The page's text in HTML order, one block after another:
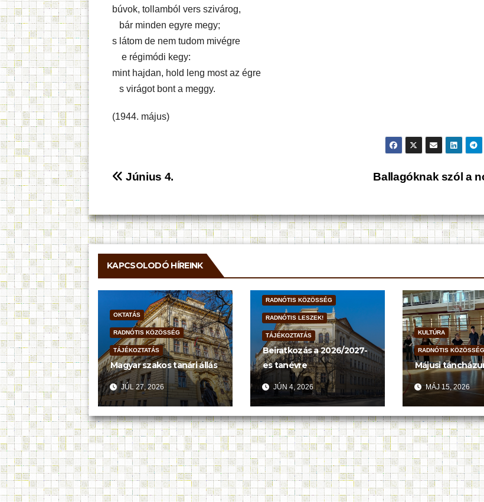
búvok, tollamból vers szivárog,
bár minden egyre megy;
s látom de nem tudom mivégre
e régimódi kegy:
mint hajdan, hold leng most az égre
s virágot bont a meggy.
(1944. május)
Bejegyzés
Ballagóknak szól a
Június 4.
KAPCSOLODÓ HÍREINK
OKTATÁS
RADNÓTIS KÖZÖSSÉG
TÁJÉKOZTATÁS
Magyar szakos tanári állás
JÚL 27, 2026
RADNÓTIS KÖZÖSSÉG
RADNÓTIS LESZEK!
TÁJÉKOZTATÁS
Beiratkozás a 2026/2027-
es tanévre
JÚN 4, 2026
KULTÚRA
RADNÓTIS KÖZÖSSÉG
Májusi
MÁJ 15, 2026